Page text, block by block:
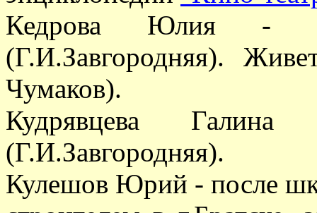
Кедрова Юлия - в
(Г.И.Завгородняя).
Чумаков).
Кудрявцева
(Г.И.Завгородняя).
Кулешов Юрий - после